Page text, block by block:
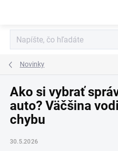
Novinky
Ako si vybrať
auto? Väčšina
chybu
30.5.2026